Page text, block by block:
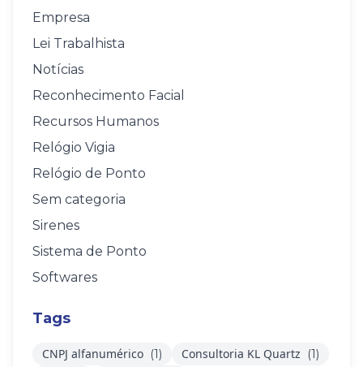
Empresa
Lei Trabalhista
Notícias
Reconhecimento Facial
Recursos Humanos
Relógio Vigia
Relógio de Ponto
Sem categoria
Sirenes
Sistema de Ponto
Softwares
Tags
CNPJ alfanumérico (1) Consultoria KL Quartz (1)